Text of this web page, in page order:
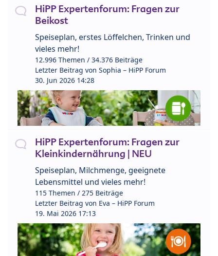
HiPP Expertenforum: Fragen zur
Beikost
Speiseplan, erstes Löffelchen, Trinken und
vieles mehr!
12.996 Themen / 34.376 Beiträge
Letzter Beitrag von Sophia – HiPP Forum
30. Jun 2026 14:28
HiPP Expertenforum: Fragen zur
Kleinkindernährung | NEU
Speiseplan, Milchmenge, geeignete
Lebensmittel und vieles mehr!
115 Themen / 275 Beiträge
Letzter Beitrag von Eva – HiPP Forum
19. Mai 2026 17:13